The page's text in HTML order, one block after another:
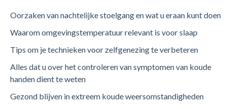
Oorzaken van nachtelijke stoelgang en wat u eraan kunt doen
Waarom omgevingstemperatuur relevant is voor slaap
Tips om je technieken voor zelfgenezing te verbeteren
Alles dat u over het controleren van symptomen van koude
handen dient te weten
Gezond blijven in extreem koude weersomstandigheden